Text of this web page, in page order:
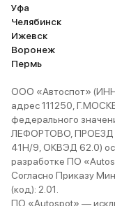
Уфа
Челябинск
Ижевск
Воронеж
Пермь
ООО «Автоспот»
адрес 111250,
федерального
ЛЕФОРТОВО,
41Н/9, ОКВЭД 62.0)
разработке ПО
Согласно Приказу
(код): 2.01.
ПО «Autospot» —